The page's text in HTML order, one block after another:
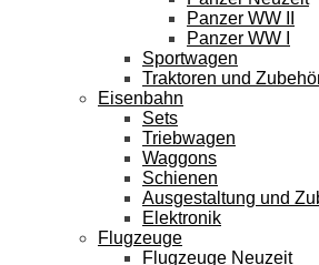
Panzer WW II
Panzer WW I
Sportwagen
Traktoren und
Eisenbahn
Sets
Triebwagen
Waggons
Schienen
Ausgestaltung und
Elektronik
Flugzeuge
Flugzeuge Neuzeit